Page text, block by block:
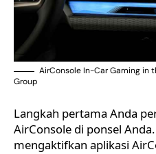
AirConsole In-Car Gaming in
Group
Langkah pertama Anda
AirConsole di ponsel
mengaktifkan aplikasi